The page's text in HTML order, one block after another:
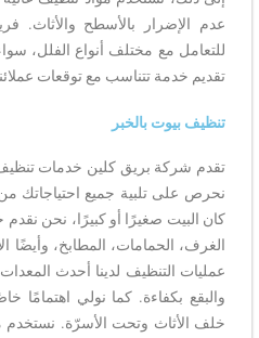
عدم الإضرار بالأسطح والأثاث.
للتعامل مع مختلف أنواع الفلل،
تقديم خدمة تتناسب مع توقعات
تنظيف بيوت بالخبر
تقدم شركة بريق كلين خدمات
نحرص على تلبية جميع احتياجاتك
كان البيت صغيرًا أو كبيرًا، نحن
الغرف، الحمامات، المطابخ،
عمليات التنظيف لدينا أحدث
والبقع بكفاءة. كما نولي اهتمامًا
خلف الأثاث وتحت الأسرّة. نستخدم